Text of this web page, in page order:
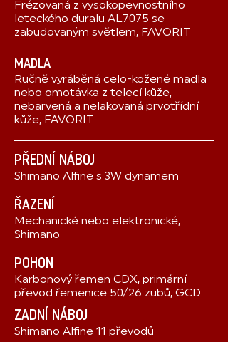
Frézovaná z vysokopevnostního
leteckého duralu AL7075 se
zabudovaným světlem, FAVORIT
MADLA
Ručně vyráběná celo-kožené madla
nebo omotávka z telecí kůže,
nebarvená a nelakovaná prvotřídní
kůže, FAVORIT
PŘEDNÍ NÁBOJ
Shimano Alfine s 3W dynamem
ŘAZENÍ
Mechanické nebo elektronické,
Shimano
POHON
Karbonový řemen CDX, primární
převod řemenice 50/26 zubů, GCD
ZADNÍ NÁBOJ
Shimano Alfine 11 převodů